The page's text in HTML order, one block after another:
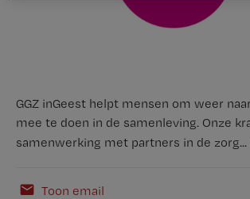
GGZ inGeest helpt mensen om weer
mee te doen in de samenleving. Onze
samenwerking met partners in de zorg...
Toon email